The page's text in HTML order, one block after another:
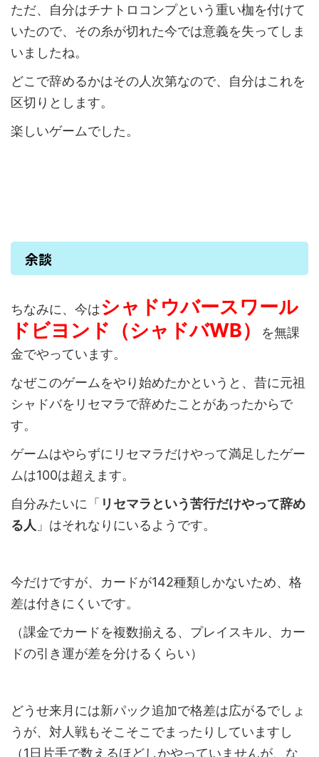
ただ、自分はチナトロコンプという重い枷を付けて
いたので、その糸が切れた今では意義を失ってしま
いましたね。
どこで辞めるかはその人次第なので、自分はこれを
区切りとします。
楽しいゲームでした。
余談
ちなみに、今はシャドウバースワール
ドビヨンド（シャドバWB）
を無課
金でやっています。
なぜこのゲームをやり始めたかというと、昔に元祖
シャドバをリセマラで辞めたことがあったからで
す。
ゲームはやらずにリセマラだけやって満足したゲー
ムは100は超えます。
自分みたいに「 リセマラという苦行だけやって辞め
る人 」はそれなりにいるようです。
今だけですが、カードが142種類しかないため、格
差は付きにくいです。
（課金でカードを複数揃える、プレイスキル、カー
ドの引き運が差を分けるくらい）
どうせ来月には新パック追加で格差は広がるでしょ
うが、対人戦もそこそこでまったりしていますし
（1日片手で数えるほどしかやっていませんが、な